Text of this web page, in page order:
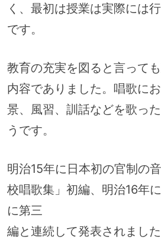
く、最初は授業は実際には
です。
教育の充実を図ると言って
内容でありました。唱歌に
景、風習、訓話などを歌っ
うです。
明治15年に日本初の官制の
校唱歌集」初編、明治16年
に第三
編と連続して発表されまし